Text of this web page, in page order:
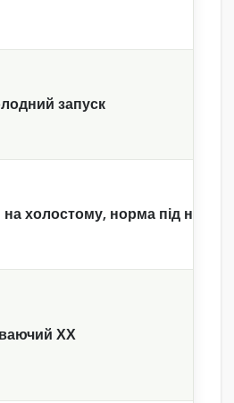
запуск
на холостому, норма під
ХХ